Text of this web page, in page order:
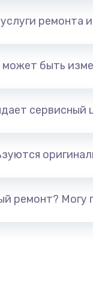
услуги
быть
сервисный
ремонт? Могу